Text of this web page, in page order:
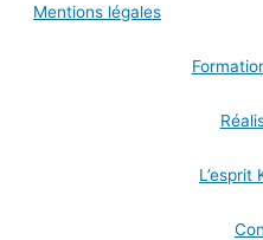
Mentions légales
L’esprit